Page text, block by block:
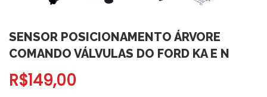
SENSOR POSICIONAMENTO ÁRVORE
COMANDO VÁLVULAS DO FORD KA E N
R$149,00